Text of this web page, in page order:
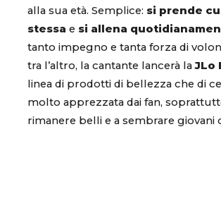
alla sua età. Semplice: si prende
stessa e si allena
tanto impegno e tanta forza di
tra l’altro, la cantante lancerà laJLo
linea di prodotti di bellezza che di
molto apprezzata dai fan,
rimanere belli e a sembrare giovani